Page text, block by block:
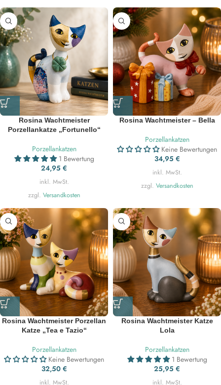
Rosina Wachtmeister
Porzellankatze „Fortunello“
Porzellankatzen
1 Bewertung
24,95 €
inkl. MwSt.
zzgl. Versandkosten
Rosina Wachtmeister – Bella
Porzellankatzen
Keine Bewertungen
34,95 €
inkl. MwSt.
zzgl. Versandkosten
Rosina Wachtmeister Porzellan
Katze „Tea e Tazio“
Porzellankatzen
Keine Bewertungen
32,50 €
inkl. MwSt.
Rosina Wachtmeister Katze
Lola
Porzellankatzen
1 Bewertung
25,95 €
inkl. MwSt.